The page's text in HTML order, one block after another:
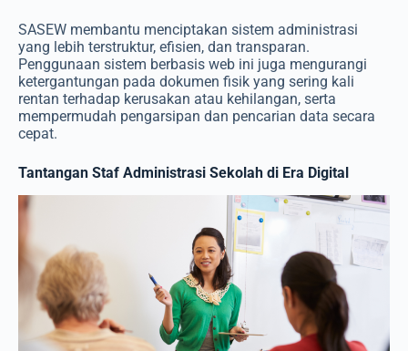
SASEW membantu menciptakan sistem administrasi
yang lebih terstruktur, efisien, dan transparan.
Penggunaan sistem berbasis web ini juga mengurangi
ketergantungan pada dokumen fisik yang sering kali
rentan terhadap kerusakan atau kehilangan, serta
mempermudah pengarsipan dan pencarian data secara
cepat.
Tantangan Staf Administrasi Sekolah di Era Digital